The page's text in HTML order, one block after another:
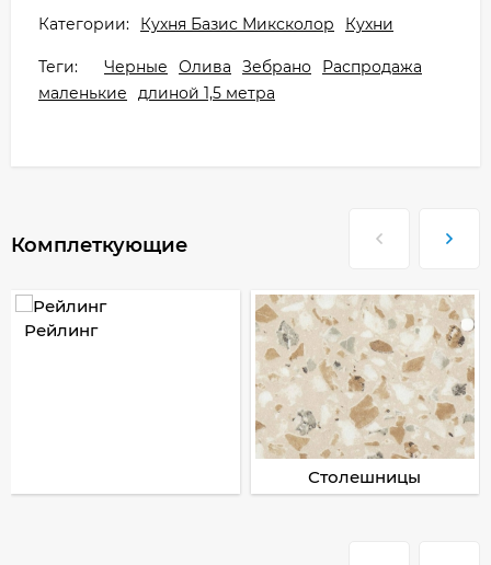
Категории: Кухня Базис Миксколор Кухни
Теги: Черные Олива Зебрано
Распродажа
маленькие
длиной 1,5 метра
Комплеткующие
Рейлинг
Столешницы